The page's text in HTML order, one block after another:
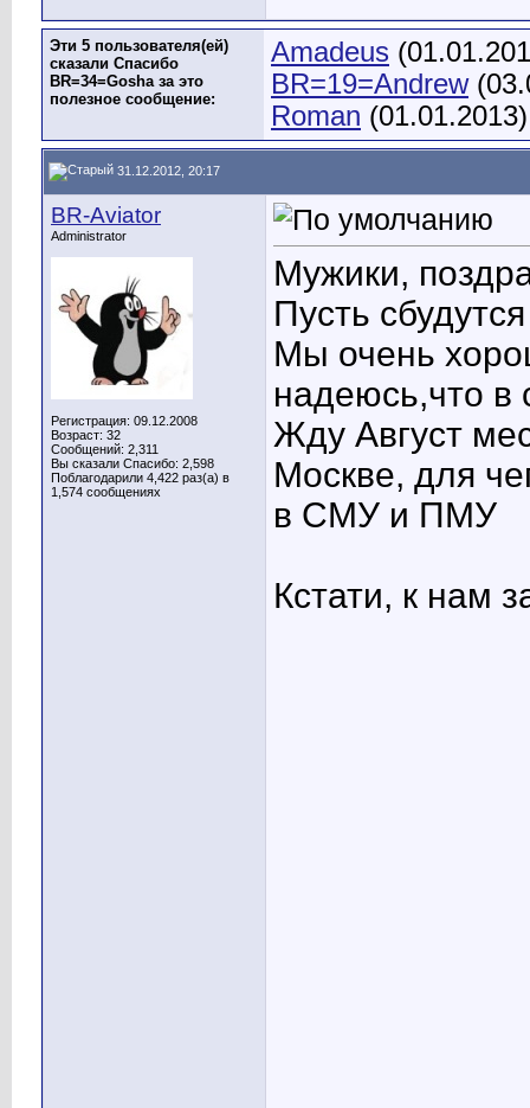
Эти 5 пользователя(ей)
сказали Спасибо
BR=34=Gosha за это
полезное сообщение:
Amadeus
BR=19=Andrew
Roman (01.01.2013)
31.12.2012, 20:17
BR-Aviator
Administrator
Регистрация: 09.12.2008
Возраст: 32
Сообщений: 2,311
Вы сказали Спасибо: 2,598
Поблагодарили 4,422 раз(а) в
1,574 сообщениях
Мужики,
Пусть
Мы очень
надеюсь,что
Жду Август
Москве, для
в СМУ и ПМУ
Кстати, к нам